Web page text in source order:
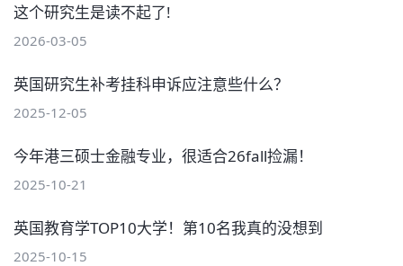
这个研究生是读不起了!
2026-03-05
英国研究生补考挂科申诉应注意些什么？
2025-12-05
今年港三硕士金融专业，很适合26fall捡漏！
2025-10-21
英国教育学TOP10大学！第10名我真的没想到
2025-10-15